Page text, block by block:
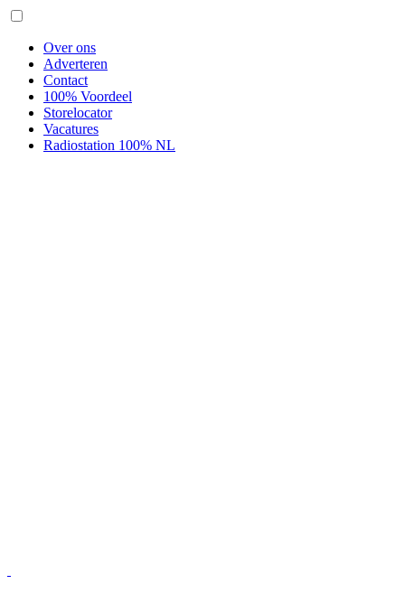
Over ons
Adverteren
Contact
100% Voordeel
Storelocator
Vacatures
Radiostation 100% NL